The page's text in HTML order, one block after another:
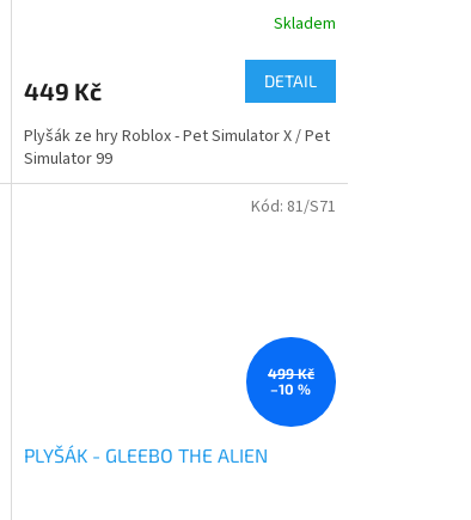
je
z
5
hvězdiček.
Skladem
449 Kč DETAIL
Plyšák ze hry Roblox - Pet Simulator X / Pet
Simulator 99
499 Kč
–10 %
PLYŠÁK - GLEEBO THE ALIEN
Kód: 81/S71